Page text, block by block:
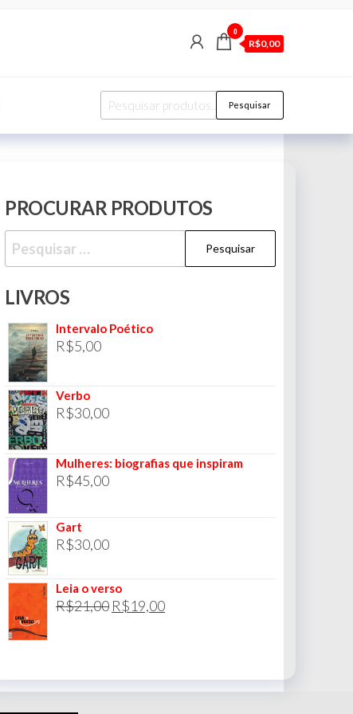
0
R$0,00
Pesquisar
por:
Pesquisar
PROCURAR PRODUTOS
Pesquisar
por:
LIVROS
Intervalo Poético
R$5,00
Verbo
R$30,00
Mulheres: biografias que inspiram
R$45,00
Gart
R$30,00
Leia o verso
R$21,00 O
R$19,00O